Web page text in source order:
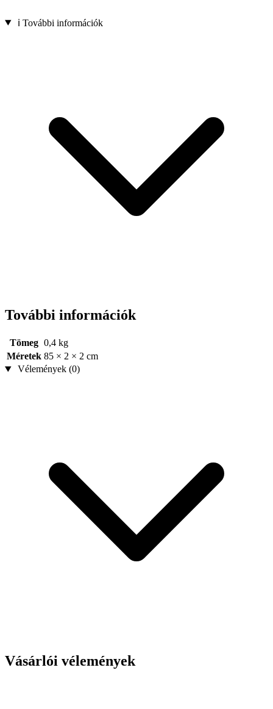
ℹ️ További információk
További információk
Tömeg 0,4 kg
Méretek 85 × 2 × 2 cm
Vélemények (0)
Vásárlói vélemények